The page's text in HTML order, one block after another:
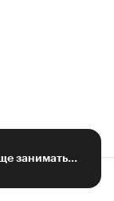
Сергей Пименов: «Сегодня стало проще заниматься творчеством»